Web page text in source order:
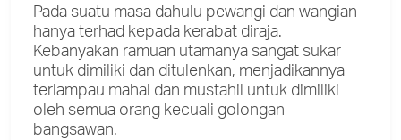
Pada suatu masa dahulu pewangi dan wangian
hanya terhad kepada kerabat diraja.
Kebanyakan ramuan utamanya sangat sukar
untuk dimiliki dan ditulenkan, menjadikannya
terlampau mahal dan mustahil untuk dimiliki
oleh semua orang kecuali golongan
bangsawan.